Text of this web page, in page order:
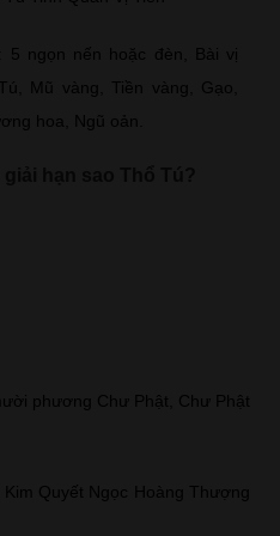
5 ngọn nến hoặc đèn, Bài vị
Mũ vàng, Tiền vàng, Gạo,
hoa, Ngũ oản.
phương Chư Phật, Chư Phật
Quyết Ngọc Hoàng Thượng